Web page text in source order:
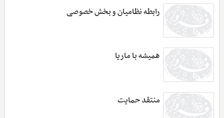
رابطه نظامیان و بخش خصوصی
همیشه با ماریا
منتقد حمایت